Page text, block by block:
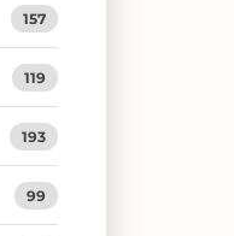
157
119
193
99